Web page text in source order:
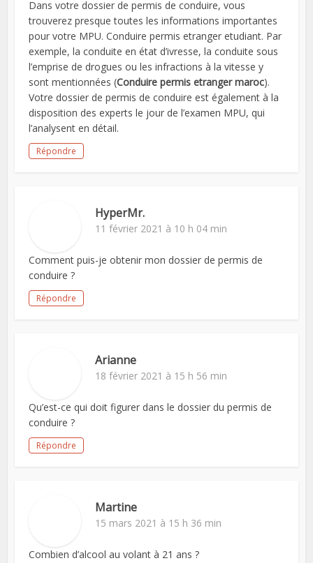
Dans votre dossier de permis de conduire, vous
trouverez presque toutes les informations importantes
pour votre MPU. Conduire permis etranger etudiant. Par
exemple, la conduite en état d’ivresse, la conduite sous
l’emprise de drogues ou les infractions à la vitesse y
sont mentionnées (Conduire permis etranger maroc).
Votre dossier de permis de conduire est également à la
disposition des experts le jour de l’examen MPU, qui
l’analysent en détail.
Répondre
HyperMr.
11 février 2021 à 10 h 04 min
Comment puis-je obtenir mon dossier de permis de
conduire ?
Répondre
Arianne
18 février 2021 à 15 h 56 min
Qu’est-ce qui doit figurer dans le dossier du permis de
conduire ?
Répondre
Martine
15 mars 2021 à 15 h 36 min
Combien d’alcool au volant à 21 ans ?